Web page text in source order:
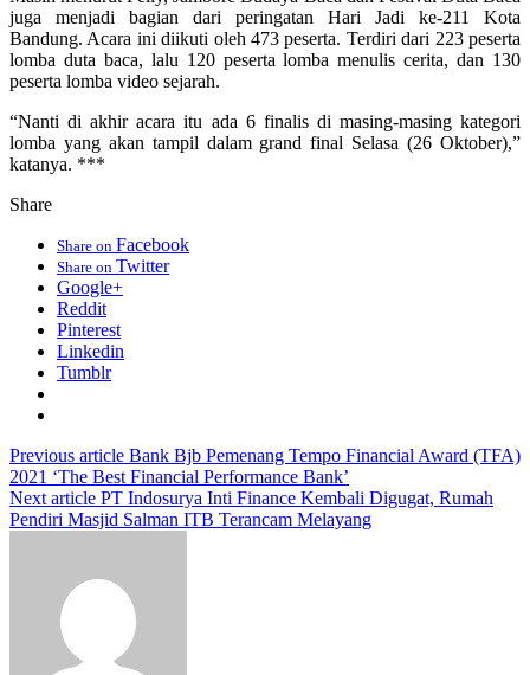
juga menjadi bagian dari peringatan Hari Jadi ke-211 Kota
Bandung. Acara ini diikuti oleh 473 peserta. Terdiri dari 223 peserta
lomba duta baca, lalu 120 peserta lomba menulis cerita, dan 130
peserta lomba video sejarah.
“Nanti di akhir acara itu ada 6 finalis di masing-masing kategori
lomba yang akan tampil dalam grand final Selasa (26 Oktober),”
katanya. ***
Share
Share on Facebook
Share on Twitter
Google+
Reddit
Pinterest
Linkedin
Tumblr
Previous article Bank Bjb Pemenang Tempo Financial Award (TFA)
2021 ‘The Best Financial Performance Bank’
Next article PT Indosurya Inti Finance Kembali Digugat, Rumah
Pendiri Masjid Salman ITB Terancam Melayang